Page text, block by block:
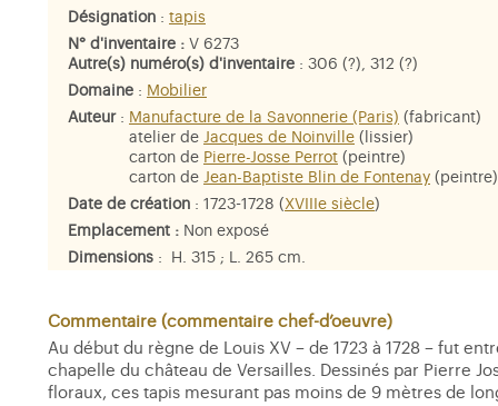
Désignation : tapis
N° d'inventaire : V 6273
Autre(s) numéro(s) d'inventaire : 306 (?), 312 (?)
Domaine : Mobilier
Auteur: Manufacture de la Savonnerie (Paris) (fabricant)
atelier de Jacques de Noinville (lissier)
carton de Pierre-Josse Perrot (peintre)
carton de Jean-Baptiste Blin de Fontenay (peintre)
Date de création : 1723-1728 ( XVIIIe siècle)
Emplacement : Non exposé
Dimensions : H. 315 ; L. 265 cm.
Commentaire (commentaire chef-d’oeuvre)
Au début du règne de Louis XV – de 1723 à 1728 – fut
chapelle du château de Versailles. Dessinés par Pierre
floraux, ces tapis mesurant pas moins de 9 mètres de